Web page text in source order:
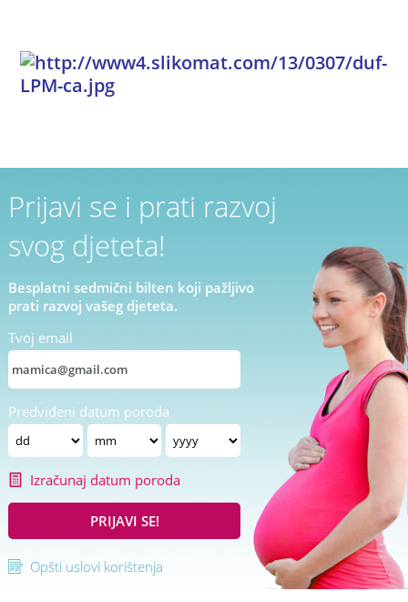
Prijavi se i prati razvoj
svog djeteta!
Besplatni sedmični bilten koji pažljivo
prati razvoj vašeg djeteta.
Tvoj email
Predviđeni datum poroda
Izračunaj datum poroda
PRIJAVI SE!
Opšti uslovi korištenja